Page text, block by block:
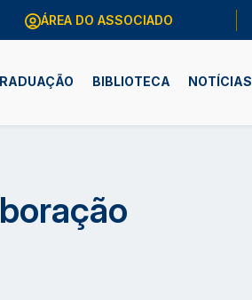
ÁREA DO ASSOCIADO
BIBLIOTECA NOTÍCIAS